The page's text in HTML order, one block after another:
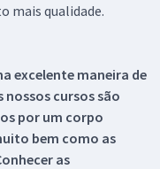
mais qualidade.
excelente maneira de
cursos são
por um corpo
bem como as
as